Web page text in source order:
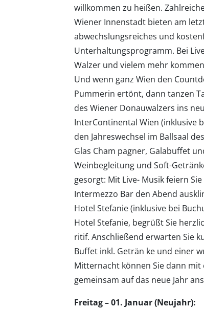
willkommen zu heißen.
Wiener Innenstadt bieten am
abwechslungsreiches und
Unterhaltungsprogramm. Bei
Walzer und vielem mehr
Und wenn ganz Wien den
Pummerin ertönt, dann tanzen
des Wiener Donauwalzers ins
InterContinental Wien (inklusive
den Jahreswechsel im Ballsaal
Glas Cham pagner, Galabuffet
Weinbegleitung und Soft-
gesorgt: Mit Live- Musik feiern
Intermezzo Bar den Abend
Hotel Stefanie (inklusive bei
Hotel Stefanie, begrüßt Sie
ritif. Anschließend erwarten Sie
Buffet inkl. Geträn ke und einer
Mitternacht können Sie dann mit
gemeinsam auf das neue Jahr
Freitag – 01. Januar (Neujahr):